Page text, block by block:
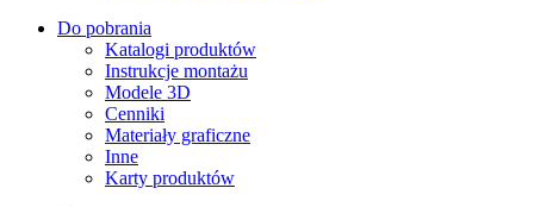
Do pobrania
Katalogi produktów
Instrukcje montażu
Modele 3D
Cenniki
Materiały graficzne
Inne
Karty produktów